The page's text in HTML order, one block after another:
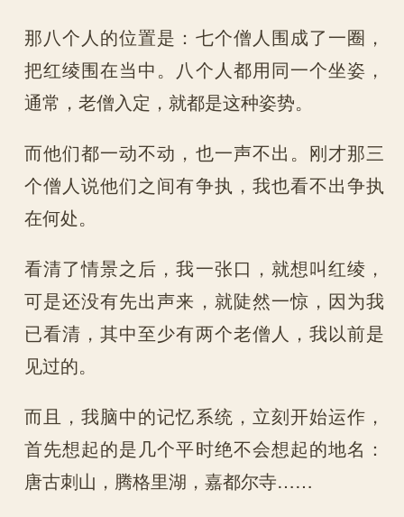
那八个人的位置是：七个僧人围成了一圈，
把红绫围在当中。八个人都用同一个坐姿，
通常，老僧入定，就都是这种姿势。
而他们都一动不动，也一声不出。刚才那三
个僧人说他们之间有争执，我也看不出争执
在何处。
看清了情景之后，我一张口，就想叫红绫，
可是还没有先出声来，就陡然一惊，因为我
已看清，其中至少有两个老僧人，我以前是
见过的。
而且，我脑中的记忆系统，立刻开始运作，
首先想起的是几个平时绝不会想起的地名：
唐古刺山，腾格里湖，嘉都尔寺……